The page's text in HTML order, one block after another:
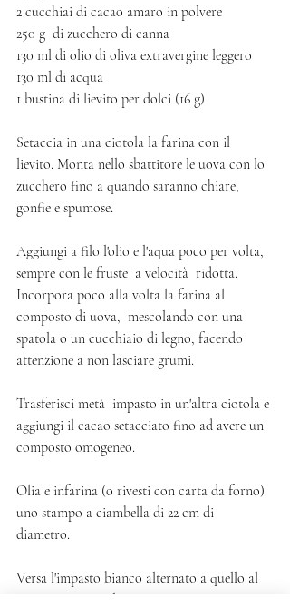
2 cucchiai di cacao amaro in polvere
250 g  di zucchero di canna
130 ml di olio di oliva extravergine leggero
130 ml di acqua
1 bustina di lievito per dolci (16 g)
Setaccia in una ciotola la farina con il
lievito. Monta nello sbattitore le uova con lo
zucchero fino a quando saranno chiare,
gonfie e spumose.
Aggiungi a filo l'olio e l'aqua poco per volta,
sempre con le fruste  a velocità  ridotta.
Incorpora poco alla volta la farina al
composto di uova,  mescolando con una
spatola o un cucchiaio di legno, facendo
attenzione a non lasciare grumi.
Trasferisci metà  impasto in un'altra ciotola e
aggiungi il cacao setacciato fino ad avere un
composto omogeneo.
Olia e infarina (o rivesti con carta da forno)
uno stampo a ciambella di 22 cm di
diametro.
Versa l'impasto bianco alternato a quello al
cacao per creare l'effetto 'marmorizzato' e